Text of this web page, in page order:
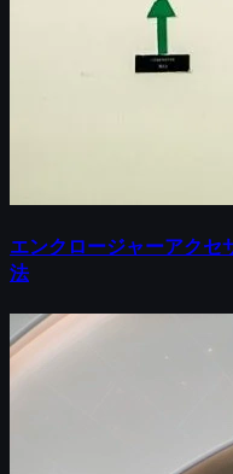
エンクロージャーアクセ
法